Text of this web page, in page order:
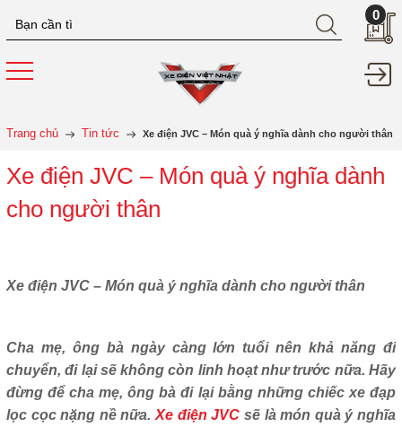
0
Trang chủ Tin tức Xe điện JVC – Món quà ý nghĩa dành cho người thân
Xe điện JVC – Món quà ý nghĩa dành
cho người thân
Xe điện JVC – Món quà ý nghĩa dành cho người thân
Cha mẹ, ông bà ngày càng lớn tuổi nên khả năng đi
chuyển, đi lại sẽ không còn linh hoạt như trước nữa. Hãy
đừng để cha mẹ, ông bà đi lại bằng những chiếc xe đạp
lọc cọc nặng nề nữa.Xe điện JVC sẽ là món quà ý nghĩa